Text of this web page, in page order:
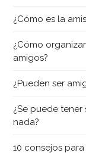
¿Cómo es la
¿Cómo
amigos?
¿Pueden ser
¿Se puede
nada?
10 consejos